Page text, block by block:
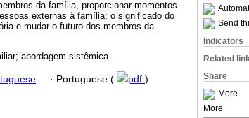
Send
Indicators
Related
Share
More
More
da família, proporcionar momentos
externas à família; o significado do
e mudar o futuro dos membros da
abordagem sistêmica.
· Portuguese ( pdf )